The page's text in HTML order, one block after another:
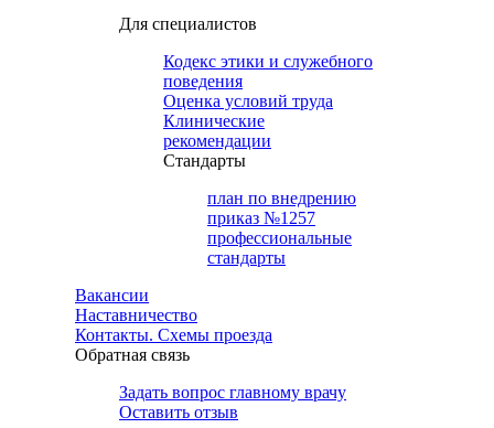
Для специалистов
Кодекс этики и служебного
поведения
Оценка условий труда
Клинические
рекомендации
Cтандарты
план по внедрению
приказ №1257
профессиональные
стандарты
Вакансии
Наставничество
Контакты. Схемы проезда
Обратная связь
Задать вопрос главному врачу
Оставить отзыв